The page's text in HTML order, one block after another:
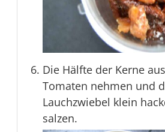
Die Hälfte der Kerne
Tomaten nehmen und
Lauchzwiebel klein
salzen.